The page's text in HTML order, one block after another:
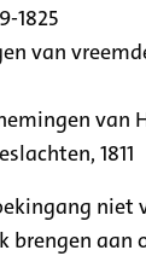
1825
van
van
1811
niet
brengen aan